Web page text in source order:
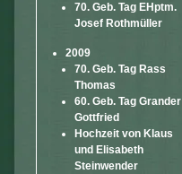
70. Geb. Tag EHptm.
Josef Rothmüller
2009
70. Geb. Tag Rass
Thomas
60. Geb. Tag Grander
Gottfried
Hochzeit von Klaus
und Elisabeth
Steinwender